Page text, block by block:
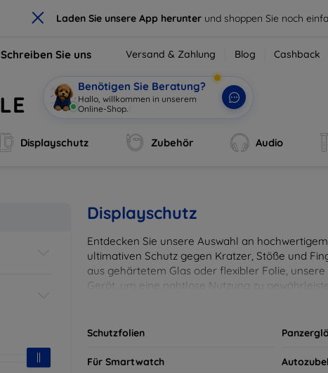
× Laden Sie unsere App herunter und shoppen Sie noch
Schreiben Sie uns Versand & Zahlung Blog Cashback
Benötigen Sie Beratung?
Hallo, willkommen in unserem
Online-Shop.
Displayschutz Zubehör Audio
Displayschutz
Entdecken Sie unsere Auswahl an
ultimativen Schutz gegen Kratzer, Stöße und
aus gehärtetem Glas oder flexibler Folie,
Gerät, um eine nahtlose Nutzung zu
Schutzfolien
Für Smartwatch